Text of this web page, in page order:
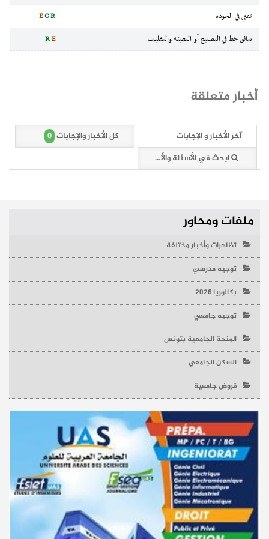
تقني في الجودة
ECR
سائق خط في التصنيع أو التعبئة والتغليف
RE
أخبار متعلقة
آخر الأخبار و الإجابات كل الأخبار والإجابات 0
ابحث في الأسئلة والأخبار (0 وثائق)
ملفات ومحاور
تظاهرات وأخبار مختلفة
توجيه مدرسي
بكالوريا 2026
توجيه جامعي
المنحة الجامعية بتونس
السكن الجامعي
قروض جامعية